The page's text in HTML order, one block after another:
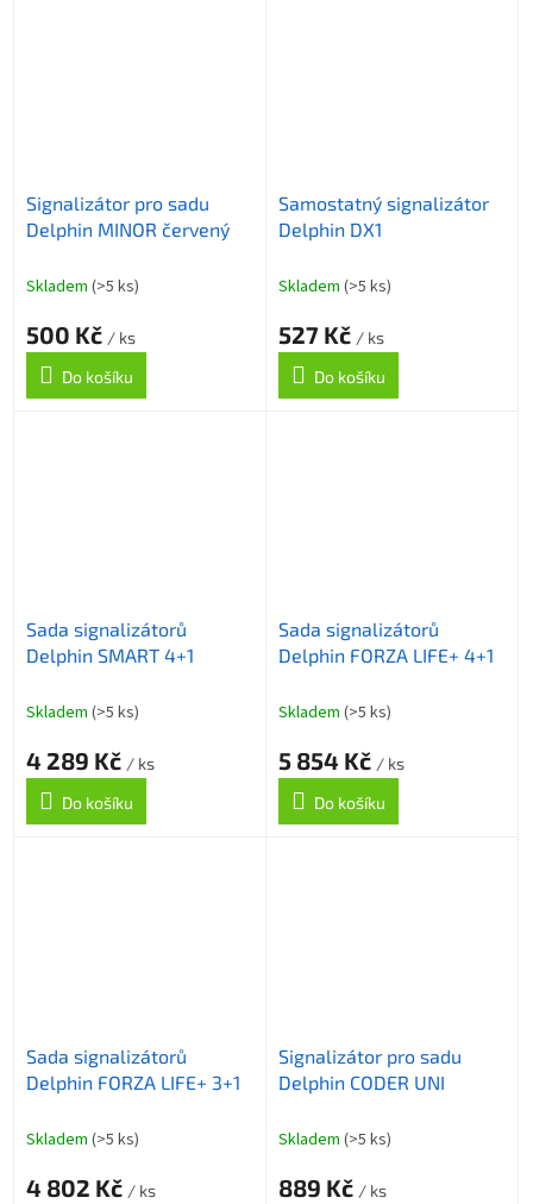
Signalizátor pro sadu
Delphin MINOR červený
Skladem (>5 ks)
500 Kč / ks
Do košíku
Samostatný signalizátor
Delphin DX1
Skladem (>5 ks)
527 Kč / ks
Do košíku
Sada signalizátorů
Delphin SMART 4+1
Skladem (>5 ks)
4 289 Kč / ks
Do košíku
Sada signalizátorů
Delphin FORZA LIFE+ 4+1
Skladem (>5 ks)
5 854 Kč / ks
Do košíku
Sada signalizátorů
Delphin FORZA LIFE+ 3+1
Skladem (>5 ks)
4 802 Kč / ks
Signalizátor pro sadu
Delphin CODER UNI
Skladem (>5 ks)
889 Kč / ks